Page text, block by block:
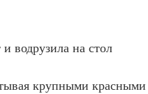
водрузила на стол
крупными красными